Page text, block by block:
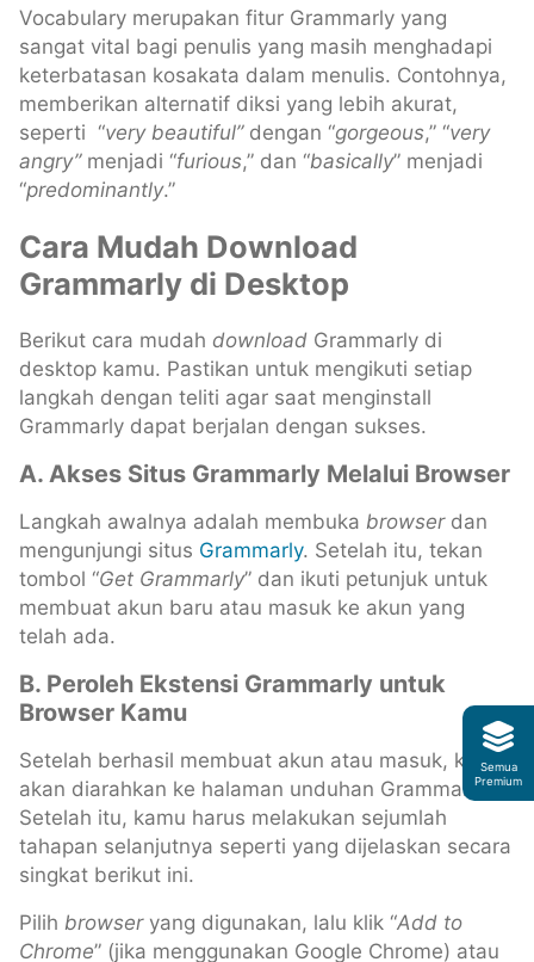
Vocabulary merupakan fitur Grammarly yang
sangat vital bagi penulis yang masih menghadapi
keterbatasan kosakata dalam menulis. Contohnya,
memberikan alternatif diksi yang lebih akurat,
seperti “very beautiful”dengan “gorgeous,” “very
angry”menjadi “furious,” dan “basically” menjadi
“predominantly.”
Cara Mudah Download
Grammarly di Desktop
Berikut cara mudah download Grammarly di
desktop kamu. Pastikan untuk mengikuti setiap
langkah dengan teliti agar saat menginstall
Grammarly dapat berjalan dengan sukses.
A. Akses Situs Grammarly Melalui Browser
Langkah awalnya adalah membuka browserdan
mengunjungi situs Grammarly. Setelah itu, tekan
tombol “Get Grammarly” dan ikuti petunjuk untuk
membuat akun baru atau masuk ke akun yang
telah ada.
B. Peroleh Ekstensi Grammarly untuk
Browser Kamu
Setelah berhasil membuat akun atau masuk, kamu
akan diarahkan ke halaman unduhan Grammarly.
Setelah itu, kamu harus melakukan sejumlah
tahapan selanjutnya seperti yang dijelaskan secara
singkat berikut ini.
Pilih browseryang digunakan, lalu klik “Add to
Chrome” (jika menggunakan Google Chrome) atau
Semua
Premium